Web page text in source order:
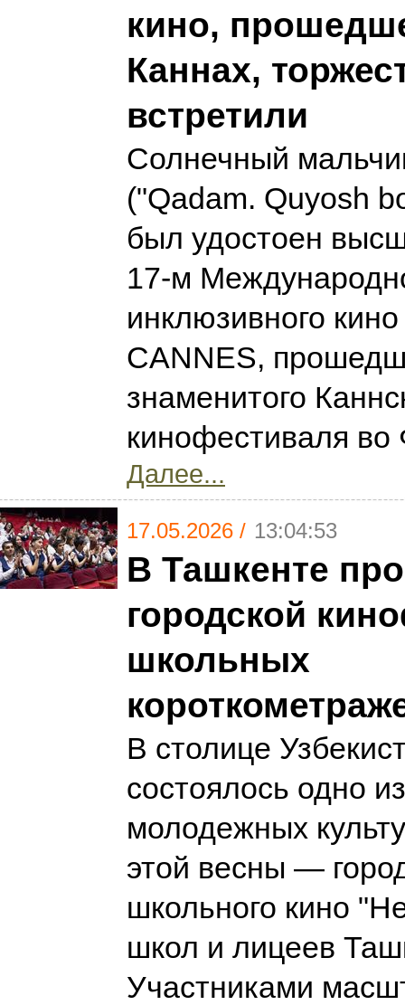
кино,
Каннах,
встретили
Солнечный
("Qadam. Quyosh
был удостоен
17-м
инклюзивного
CANNES,
знаменитого
кинофестиваля
Далее...
17.05.2026 / 13:04:53
В Ташкенте
городской
школьных
В столице
состоялось одно
молодежных
этой весны —
школьного кино
школ и лицеев
Участниками